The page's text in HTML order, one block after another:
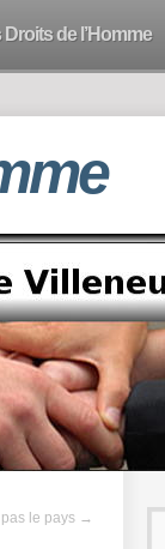
de l’Homme
le pays →